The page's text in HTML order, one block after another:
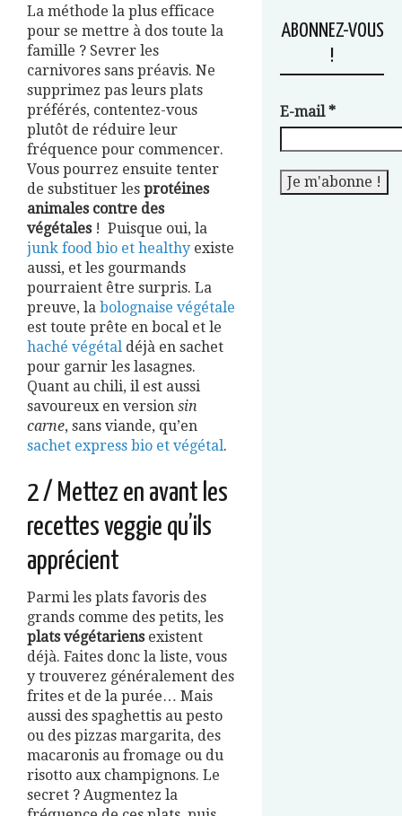
La méthode la plus efficace
pour se mettre à dos toute la
famille ? Sevrer les
carnivores sans préavis. Ne
supprimez pas leurs plats
préférés, contentez-vous
plutôt de réduire leur
fréquence pour commencer.
Vous pourrez ensuite tenter
de substituer les protéines
animales contre des
végétales! Puisque oui, la
junk food bio et healthy existe
aussi, et les gourmands
pourraient être surpris. La
preuve, la bolognaise végétale
est toute prête en bocal et le
haché végétal déjà en sachet
pour garnir les lasagnes.
Quant au chili, il est aussi
savoureux en version sin
carne, sans viande, qu’en
sachet express bio et végétal.
2 / Mettez en avant les
recettes veggie qu’ils
apprécient
Parmi les plats favoris des
grands comme des petits, les
plats végétariensexistent
déjà. Faites donc la liste, vous
y trouverez généralement des
frites et de la purée… Mais
aussi des spaghettis au pesto
ou des pizzas margarita, des
macaronis au fromage ou du
risotto aux champignons. Le
secret ? Augmentez la
ABONNEZ-VOUS
!
E-mail*